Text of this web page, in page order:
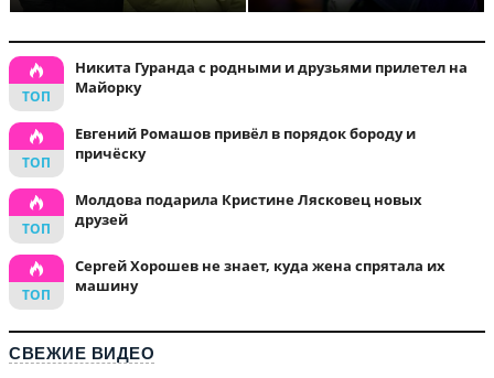
Никита Гуранда с родными и друзьями прилетел на
Майорку
Евгений Ромашов привёл в порядок бороду и
причёску
Молдова подарила Кристине Лясковец новых
друзей
Сергей Хорошев не знает, куда жена спрятала их
машину
СВЕЖИЕ ВИДЕО